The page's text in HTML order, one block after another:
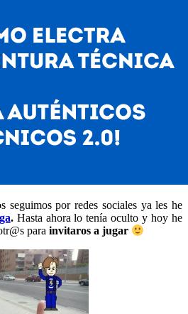
seguimos por redes sociales ya les he
. Hasta ahora lo tenía oculto y hoy he
para invitaros a jugar